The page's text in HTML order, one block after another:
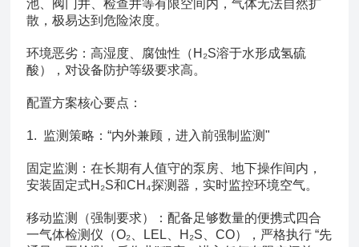
池、阀门井、检查井等有限空间内，气体无法自然扩
散，极易达到危险浓度。
环境恶劣：高湿度、腐蚀性（H₂S溶于水形成氢硫
酸），对设备防护等级要求高。
配置方案核心要点：
1. 监测策略：“内外兼顾，进入前强制监测"
固定监测：在长期有人值守的泵房、地下操作间内，
安装固定式H₂S和CH₄探测器，实时监控环境空气。
移动监测（强制要求）：配备足够数量的便携式四合
一气体检测仪（O₂、LEL、H₂S、CO），严格执行 “先